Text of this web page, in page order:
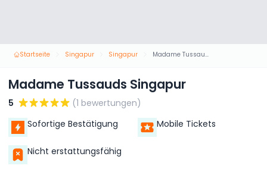
Startseite Singapur Singapur Madame Tussauds Singapur
Madame Tussauds Singapur
5
(1 bewertungen)
Sofortige Bestätigung
Mobile Tickets
Nicht erstattungsfähig